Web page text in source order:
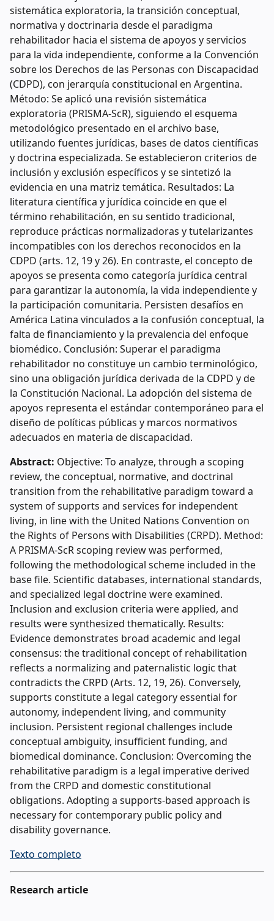
sistemática exploratoria, la transición conceptual,
normativa y doctrinaria desde el paradigma
rehabilitador hacia el sistema de apoyos y servicios
para la vida independiente, conforme a la Convención
sobre los Derechos de las Personas con Discapacidad
(CDPD), con jerarquía constitucional en Argentina.
Método: Se aplicó una revisión sistemática
exploratoria (PRISMA-ScR), siguiendo el esquema
metodológico presentado en el archivo base,
utilizando fuentes jurídicas, bases de datos científicas
y doctrina especializada. Se establecieron criterios de
inclusión y exclusión específicos y se sintetizó la
evidencia en una matriz temática. Resultados: La
literatura científica y jurídica coincide en que el
término rehabilitación, en su sentido tradicional,
reproduce prácticas normalizadoras y tutelarizantes
incompatibles con los derechos reconocidos en la
CDPD (arts. 12, 19 y 26). En contraste, el concepto de
apoyos se presenta como categoría jurídica central
para garantizar la autonomía, la vida independiente y
la participación comunitaria. Persisten desafíos en
América Latina vinculados a la confusión conceptual, la
falta de financiamiento y la prevalencia del enfoque
biomédico. Conclusión: Superar el paradigma
rehabilitador no constituye un cambio terminológico,
sino una obligación jurídica derivada de la CDPD y de
la Constitución Nacional. La adopción del sistema de
apoyos representa el estándar contemporáneo para el
diseño de políticas públicas y marcos normativos
adecuados en materia de discapacidad.
Abstract: Objective: To analyze, through a scoping
review, the conceptual, normative, and doctrinal
transition from the rehabilitative paradigm toward a
system of supports and services for independent
living, in line with the United Nations Convention on
the Rights of Persons with Disabilities (CRPD). Method:
A PRISMA-ScR scoping review was performed,
following the methodological scheme included in the
base file. Scientific databases, international standards,
and specialized legal doctrine were examined.
Inclusion and exclusion criteria were applied, and
results were synthesized thematically. Results:
Evidence demonstrates broad academic and legal
consensus: the traditional concept of rehabilitation
reflects a normalizing and paternalistic logic that
contradicts the CRPD (Arts. 12, 19, 26). Conversely,
supports constitute a legal category essential for
autonomy, independent living, and community
inclusion. Persistent regional challenges include
conceptual ambiguity, insufficient funding, and
biomedical dominance. Conclusion: Overcoming the
rehabilitative paradigm is a legal imperative derived
from the CRPD and domestic constitutional
obligations. Adopting a supports-based approach is
necessary for contemporary public policy and
disability governance.
Texto completo
Research article